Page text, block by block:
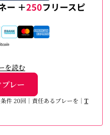
ー ＋250フリースピ
を読む
レー
件 20回｜責任あるプレーを｜ T